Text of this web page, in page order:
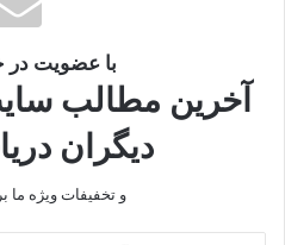
راهپیمایی اربعین حسینی در اختیار
همچنین از ظرفیت کشور‌های
خواهد شد.
معاون وزیر کشور در خصوص بیمه
بیمه گذار نیز تعیین شده است.
با عضویت در
آخرین مطالب
دیگران
و تخفیفات ویژه ما